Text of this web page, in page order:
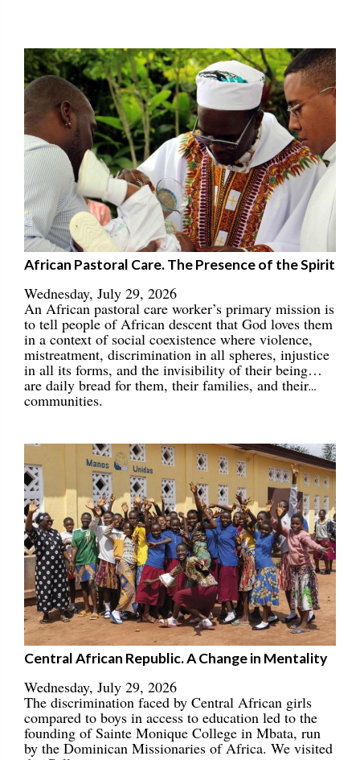
African Pastoral Care. The Presence of the Spirit
Wednesday, July 29, 2026
An African pastoral care worker’s primary mission is
to tell people of African descent that God loves them
in a context of social coexistence where violence,
mistreatment, discrimination in all spheres, injustice
in all its forms, and the invisibility of their being…
are daily bread for them, their families, and their
communities.
Central African Republic. A Change in Mentality
Wednesday, July 29, 2026
The discrimination faced by Central African girls
compared to boys in access to education led to the
founding of Sainte Monique College in Mbata, run
by the Dominican Missionaries of Africa. We visited